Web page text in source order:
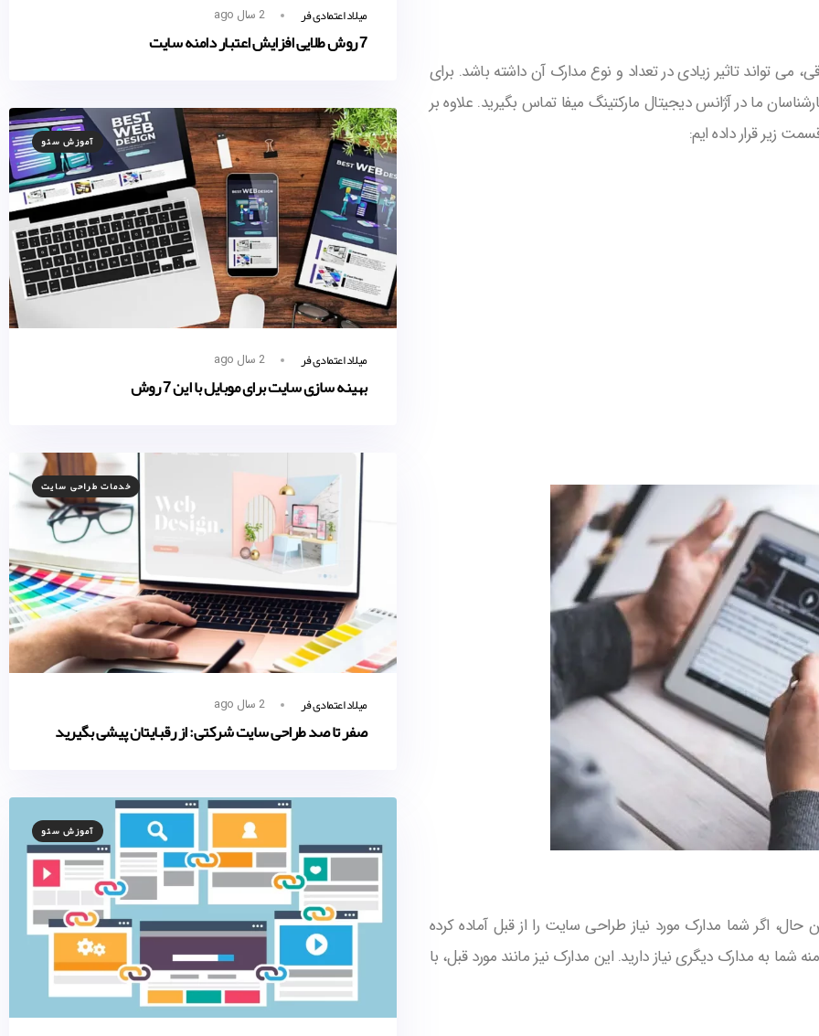
تواند تاثیر زیادی در تعداد و نوع مدارک آن داشته باشد. برای
ما در آژانس دیجیتال مارکتینگ میفا تماس بگیرید. علاوه بر
زیر قرار داده ایم:
اگر شما مدارک مورد نیاز طراحی سایت را از قبل آماده کرده
به مدارک دیگری نیاز دارید. این مدارک نیز مانند مورد قبل، با
میلاد اعتمادی فر 2 سال ago
7 روش طلایی افزایش اعتبار دامنه سایت
آموزش سئو
میلاد اعتمادی فر 2 سال ago
بهینه سازی سایت برای موبایل با این 7 روش
خدمات طراحی سایت
میلاد اعتمادی فر 2 سال ago
صفر تا صد طراحی سایت شرکتی: از رقبایتان پیشی بگیرید
آموزش سئو